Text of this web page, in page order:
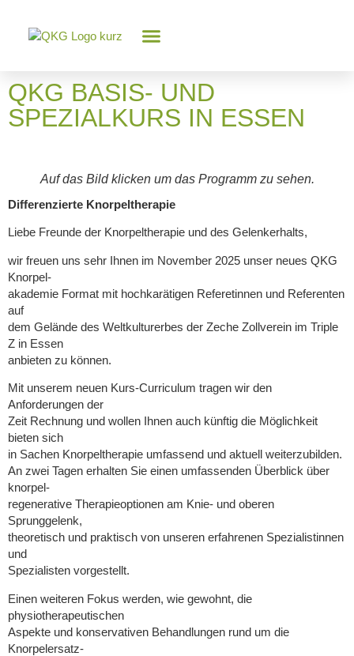
QKG BASIS- UND
SPEZIALKURS IN ESSEN
Auf das Bild klicken um das Programm zu sehen.
Differenzierte Knorpeltherapie
Liebe Freunde der Knorpeltherapie und des Gelenkerhalts,
wir freuen uns sehr Ihnen im November 2025 unser neues QKG
Knorpel-
akademie Format mit hochkarätigen Referetinnen und Referenten
auf
dem Gelände des Weltkulturerbes der Zeche Zollverein im Triple
Z in Essen
anbieten zu können.
Mit unserem neuen Kurs-Curriculum tragen wir den
Anforderungen der
Zeit Rechnung und wollen Ihnen auch künftig die Möglichkeit
bieten sich
in Sachen Knorpeltherapie umfassend und aktuell weiterzubilden.
An zwei Tagen erhalten Sie einen umfassenden Überblick über
knorpel-
regenerative Therapieoptionen am Knie- und oberen
Sprunggelenk,
theoretisch und praktisch von unseren erfahrenen Spezialistinnen
und
Spezialisten vorgestellt.
Einen weiteren Fokus werden, wie gewohnt, die
physiotherapeutischen
Aspekte und konservativen Behandlungen rund um die
Knorpelersatz-